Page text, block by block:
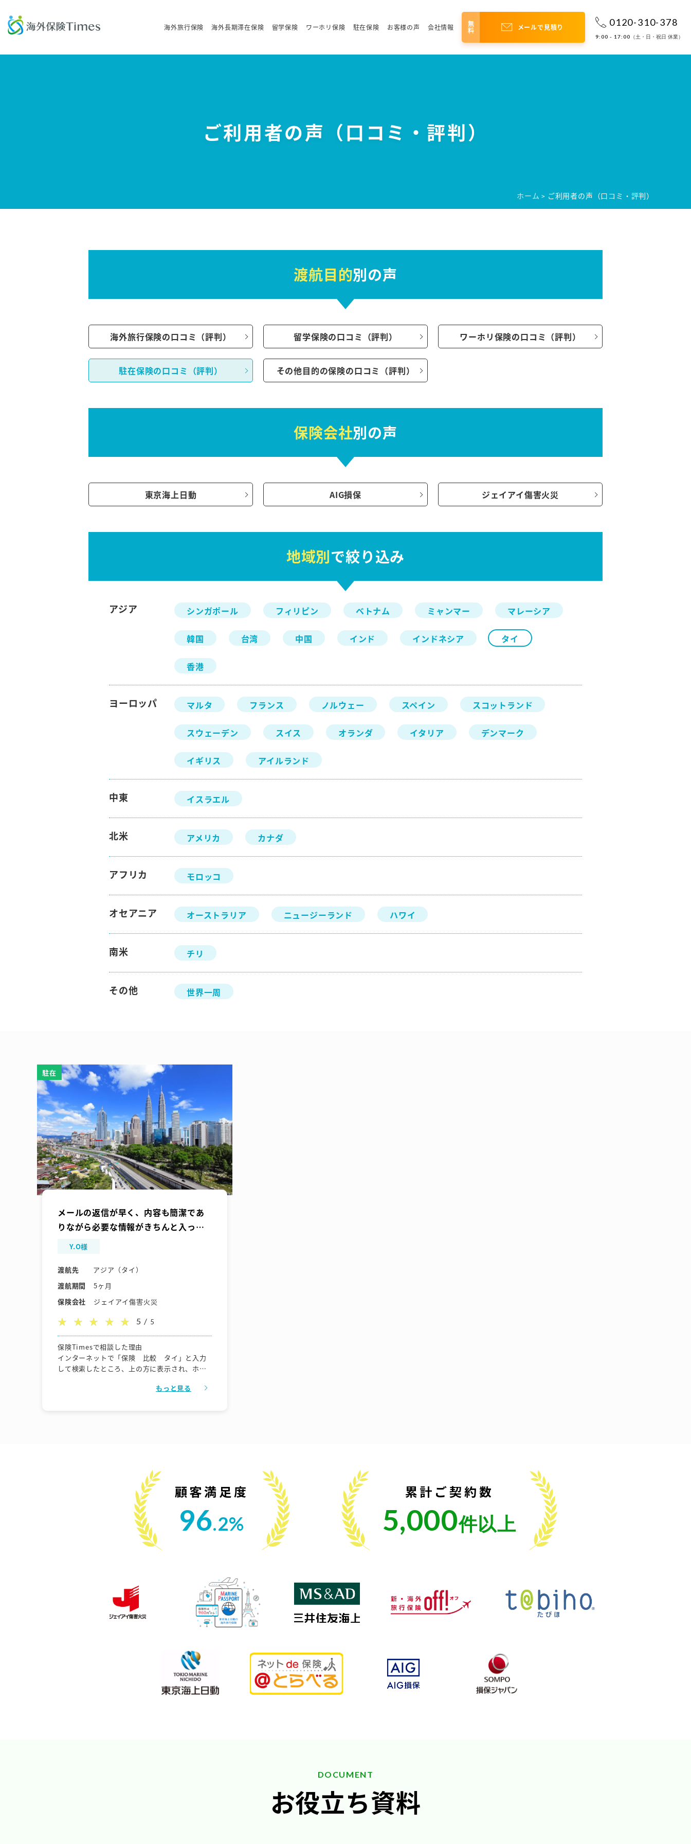
海外旅行保険 海外長期滞在保険 留学保険 ワーホリ保険 駐在保険 お客様の声 会社情報 無料 メールで見積り 0120-310-378
9:00 - 17:00 （土・日・祝日 休業）
ご利用者の声（口コミ・評判）
ホーム > ご利用者の声（口コミ・評判）
渡航目的別の声
海外旅行保険の口コミ（評判） 留学保険の口コミ（評判） ワーホリ保険の口コミ（評判）
駐在保険の口コミ（評判） その他目的の保険の口コミ（評判）
保険会社別の声
東京海上日動 AIG損保 ジェイアイ傷害火災
地域別で絞り込み
アジア シンガポール フィリピン ベトナム ミャンマー マレーシア
韓国 台湾 中国 インド インドネシア タイ
香港
ヨーロッパ マルタ フランス ノルウェー スペイン スコットランド
スウェーデン スイス オランダ イタリア デンマーク
イギリス アイルランド
中東 イスラエル
北米 アメリカ カナダ
アフリカ モロッコ
オセアニア オーストラリア ニュージーランド ハワイ
南米 チリ
その他 世界一周
駐在
メールの返信が早く、内容も簡潔であ
りながら必要な情報がきちんと入って
いて、何度も聞き直す必要がなく良か
Y.O様
渡航先
アジア（タイ）
渡航期間
5ヶ月
保険会社
ジェイアイ傷害火災
5 / 5
保険Timesで相談した理由
インターネットで「保険 比較 タイ」と入力
して検索したところ、上の方に表示され、ホー
用」の説明があり、とても参考になりました。
もっと見る
顧客満足度
96.2%
累計ご契約数
5,000件以上
DOCUMENT
お役立ち資料